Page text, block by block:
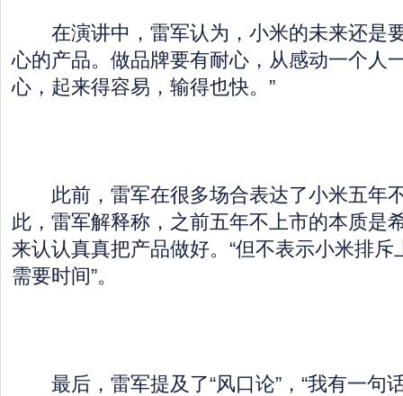
在演讲中，雷军认为，小米的未来还是
心的产品。做品牌要有耐心，从感动一个人
心，起来得容易，输得也快。”
此前，雷军在很多场合表达了小米五年
此，雷军解释称，之前五年不上市的本质是
来认认真真把产品做好。“但不表示小米排
需要时间”。
最后，雷军提及了“风口论”，“我有一句